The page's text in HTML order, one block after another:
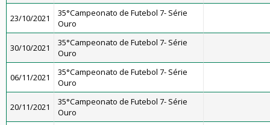
23/10/2021
35°Campeonato de Futebol 7- Série
Ouro
30/10/2021
35°Campeonato de Futebol 7- Série
Ouro
06/11/2021
35°Campeonato de Futebol 7- Série
Ouro
20/11/2021
35°Campeonato de Futebol 7- Série
Ouro